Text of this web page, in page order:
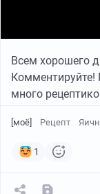
Всем хорошего
Комментируйте!
много
[моё] Рецепт
1